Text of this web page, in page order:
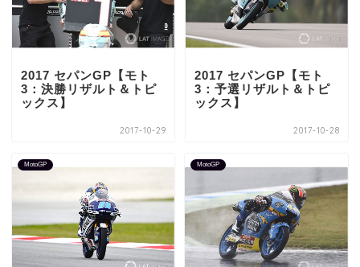
2017 セパンGP【モト
3：決勝リザルト＆トピ
ックス】
2017-10-29
2017 セパンGP【モト
3：予選リザルト＆トピ
ックス】
2017-10-28
MotoGP MotoGP